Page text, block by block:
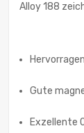
Alloy 188
Gute
Exzellente